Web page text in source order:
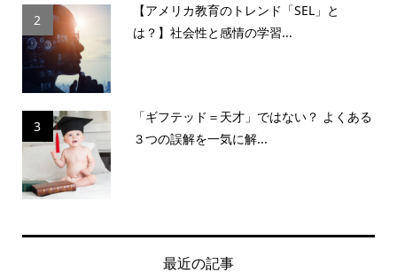
2
【アメリカ教育のトレンド「SEL」と
は？】社会性と感情の学習...
3
「ギフテッド＝天才」ではない？ よくある
３つの誤解を一気に解...
最近の記事